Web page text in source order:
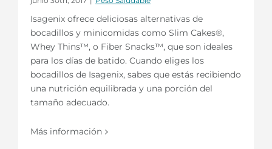
Isagenix ofrece deliciosas alternativas de
bocadillos y minicomidas como Slim Cakes®,
Whey Thins™, o Fiber Snacks™, que son ideales
para los días de batido. Cuando eliges los
bocadillos de Isagenix, sabes que estás recibiendo
una nutrición equilibrada y una porción del
tamaño adecuado.
Más información